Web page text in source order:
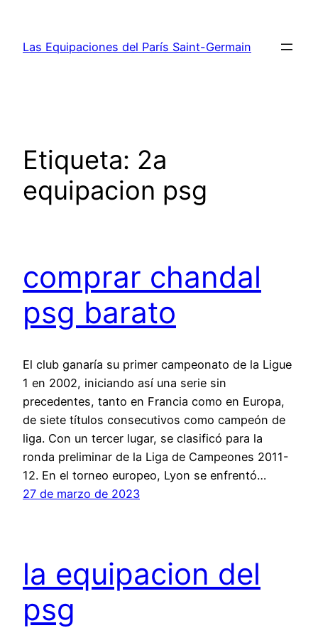
contenido
Las Equipaciones del París Saint-Germain
Etiqueta: 2a
equipacion psg
comprar chandal
psg barato
El club ganaría su primer campeonato de la Ligue
1 en 2002, iniciando así una serie sin
precedentes, tanto en Francia como en Europa,
de siete títulos consecutivos como campeón de
liga. Con un tercer lugar, se clasificó para la
ronda preliminar de la Liga de Campeones 2011-
12. En el torneo europeo, Lyon se enfrentó…
27 de marzo de 2023
la equipacion del
psg